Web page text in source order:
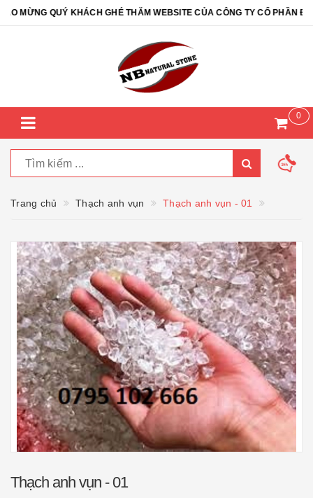
MỪNG QUÝ KHÁCH GHÉ THĂM WEBSITE CỦA CÔNG TY CỔ PHẦN ĐÁ
0
Trang chủ Thạch anh vụn Thạch anh vụn - 01
Thạch anh vụn - 01